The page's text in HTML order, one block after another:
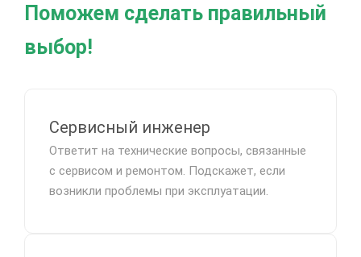
Поможем сделать правильный
выбор!
Сервисный инженер
Ответит на технические вопросы, связанные
с сервисом и ремонтом. Подскажет, если
возникли проблемы при эксплуатации.